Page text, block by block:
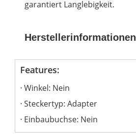
garantiert Langlebigkeit.
Herstellerinformationen
Features:
Winkel: Nein
Steckertyp: Adapter
Einbaubuchse: Nein